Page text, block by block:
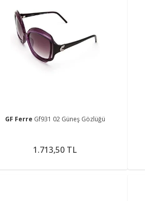
GF Ferre Gf931 02 Güneş Gözlüğü
1.713,50 TL